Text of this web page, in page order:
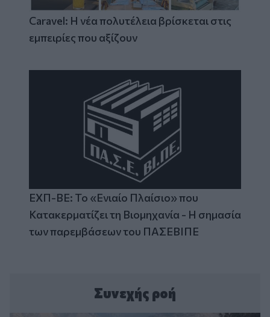
Caravel: Η νέα πολυτέλεια βρίσκεται στις
εμπειρίες που αξίζουν
ΕΧΠ-ΒΕ: Το «Ενιαίο Πλαίσιο» που
Κατακερματίζει τη Βιομηχανία - Η σημασία
των παρεμβάσεων του ΠΑΣΕΒΙΠΕ
Συνεχής ροή